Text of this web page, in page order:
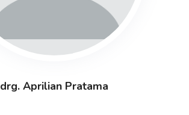
drg. Aprilian Pratama